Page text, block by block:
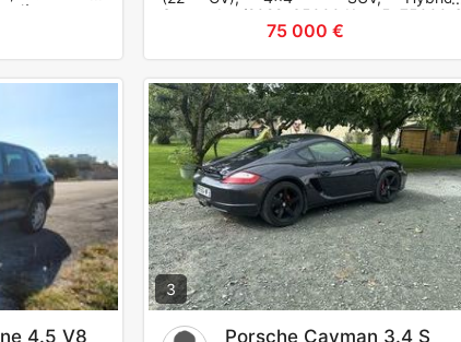
sièges sport
Septembre/2022, 35000 Km , 5, 75000 €.
Equipements et options : ABS, Air
75 000 €
4.5 V8
3
Porsche Cayman 3.4 S